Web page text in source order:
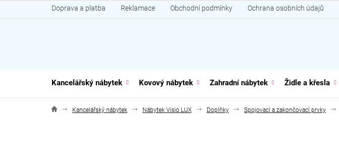
na
Doprava a platba Reklamace Obchodní podmínky Ochrana osobních údajů
Kancelářský nábytek Kovový nábytek Zahradní nábytek Židle a křesla
Kancelářský nábytek Nábytek Visio LUX Doplňky Spojovací a zakončovací prvky